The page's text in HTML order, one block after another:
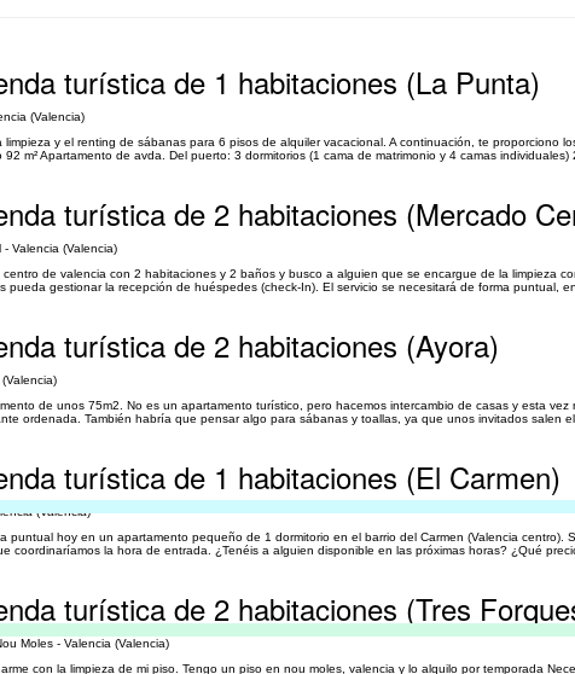
turística de 1 habitaciones (La Punta)
(Valencia)
y el renting de sábanas para 6 pisos de alquiler vacacional. A continuación, te proporciono
m² Apartamento de avda. Del puerto: 3 dormitorios (1 cama de matrimonio y 4 camas individuales)
turística de 2 habitaciones (Mercado
Valencia (Valencia)
de valencia con 2 habitaciones y 2 baños y busco a alguien que se encargue de la limpieza
pueda gestionar la recepción de huéspedes (check-In). El servicio se necesitará de forma puntual,
turística de 2 habitaciones (Ayora)
de unos 75m2. No es un apartamento turístico, pero hacemos intercambio de casas y esta
ordenada. También habría que pensar algo para sábanas y toallas, ya que unos invitados salen
turística de 1 habitaciones (El Carmen)
(Valencia)
puntual hoy en un apartamento pequeño de 1 dormitorio en el barrio del Carmen (Valencia
coordinaríamos la hora de entrada. ¿Tenéis a alguien disponible en las próximas horas? ¿Qué
turística de 2 habitaciones (Tres
Moles - Valencia (Valencia)
con la limpieza de mi piso. Tengo un piso en nou moles, valencia y lo alquilo por temporada